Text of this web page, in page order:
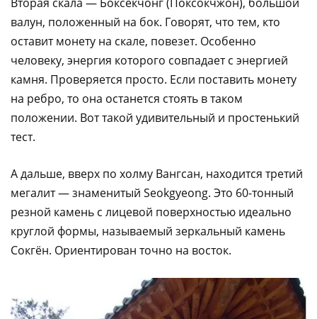
валун, положенный на бок. Говорят, что тем, кто
оставит монету на скале, повезет. Особенно
человеку, энергия которого совпадает с энергией
камня. Проверяется просто. Если поставить монету
на ребро, то она останется стоять в таком
положении. Вот такой удивительный и простенький
тест.
А дальше, вверх по холму Вангсан, находится третий
мегалит — знаменитый Seokgyeong. Это 60-тонный
резной камень с лицевой поверхностью идеально
круглой формы, называемый зеркальный камень
Сокгён. Ориентирован точно на восток.